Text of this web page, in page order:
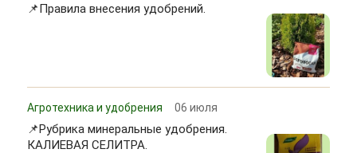
📌Правила внесения удобрений.
Агротехника и удобрения 06 июля
📌Рубрика минеральные удобрения.
КАЛИЕВАЯ СЕЛИТРА.